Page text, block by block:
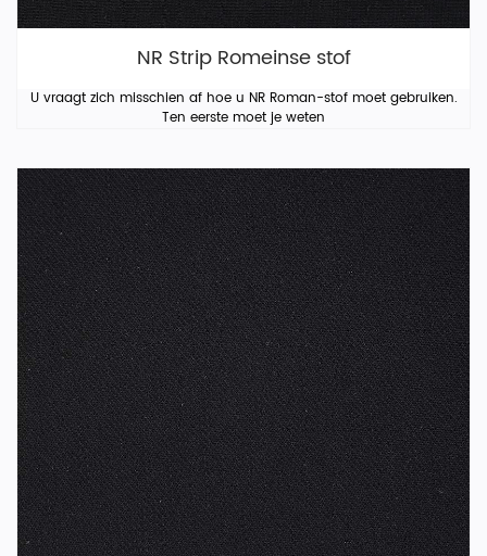
NR Strip Romeinse stof
U vraagt ​​zich misschien af ​​hoe u NR Roman-stof moet gebruiken.
Ten eerste moet je weten